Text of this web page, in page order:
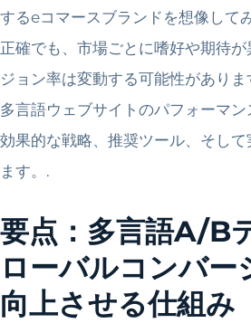
するeコマースブランドを想像して
正確でも、市場ごとに嗜好や期待
ジョン率は変動する可能性がありま
多言語ウェブサイトのパフォーマ
効果的な戦略、推奨ツール、そし
ます。.
要点：多言語A/B
ローバルコンバー
向上させる仕組み